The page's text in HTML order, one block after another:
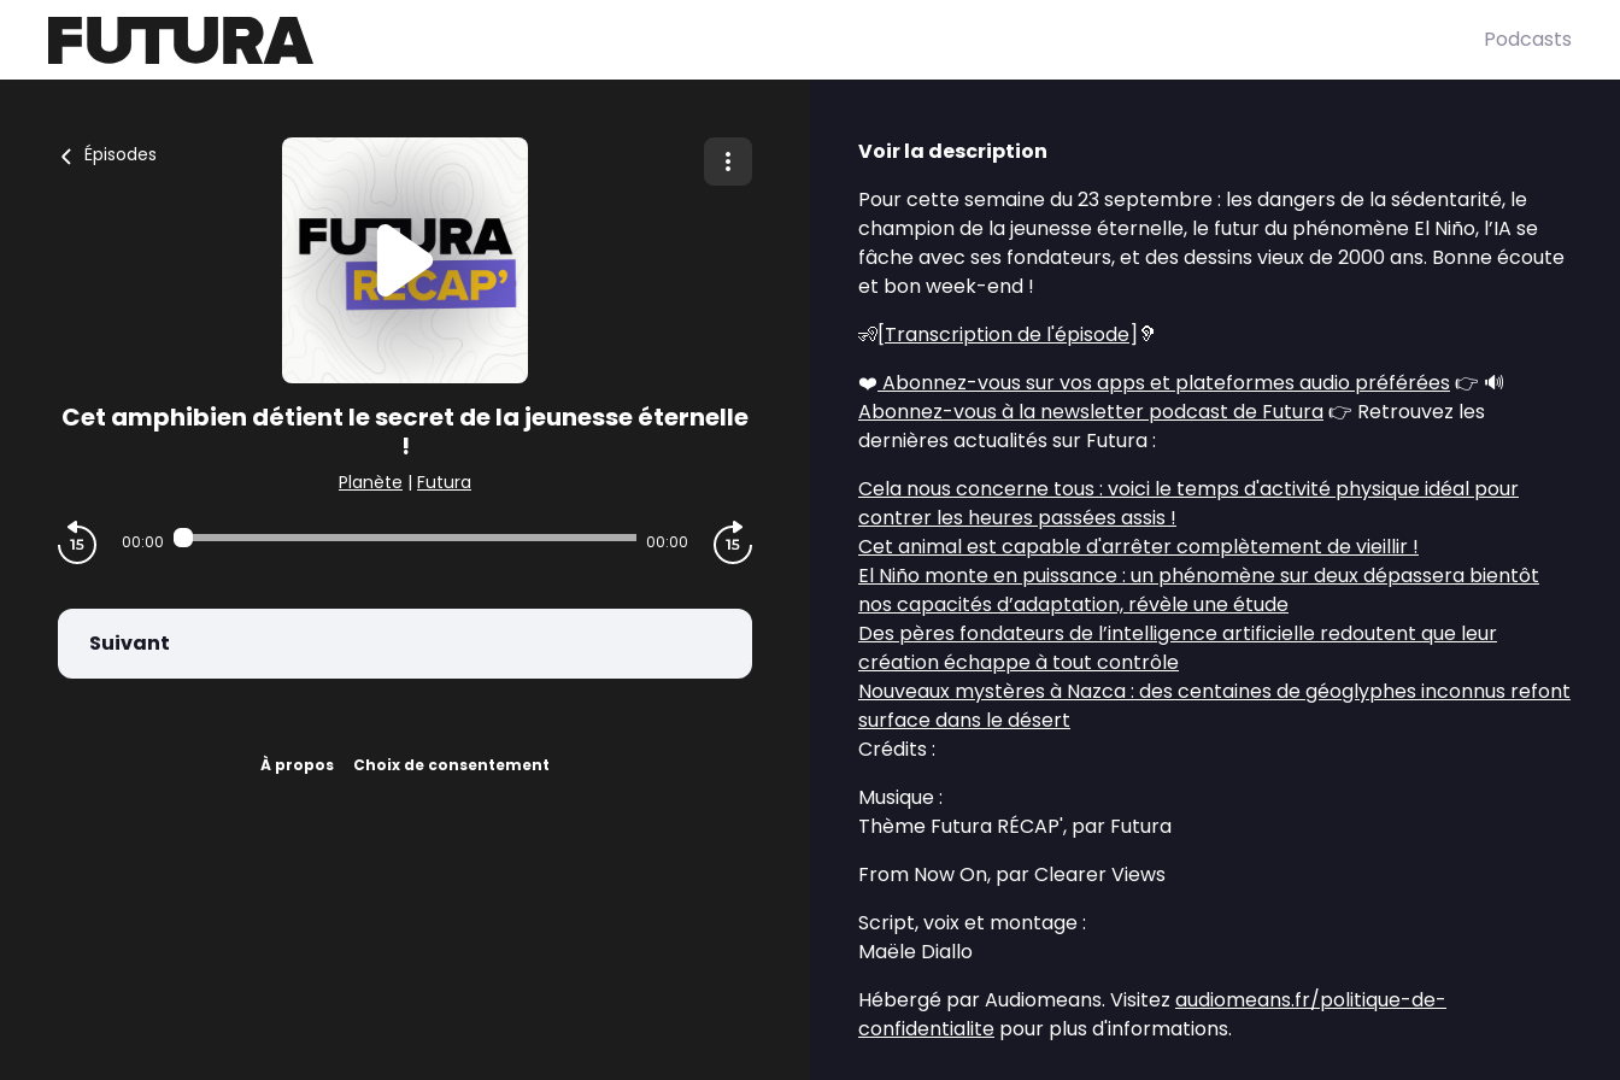
Podcasts
Épisodes
Cet amphibien détient le secret de la jeunesse éternelle
!
Planète | Futura
00:00 00:00
Suivant
À propos Choix de consentement
Voir la description
Pour cette semaine du 23 septembre : les dangers de la sédentarité, le
champion de la jeunesse éternelle, le futur du phénomène El Niño, l’IA se
fâche avec ses fondateurs, et des dessins vieux de 2000 ans. Bonne écoute
et bon week-end !
🧏[Transcription de l'épisode]🦻
❤️ Abonnez-vous sur vos apps et plateformes audio préférées 👉 🔊
Abonnez-vous à la newsletter podcast de Futura👉 Retrouvez les
dernières actualités sur Futura :
Cela nous concerne tous : voici le temps d'activité physique idéal pour
contrer les heures passées assis !
Cet animal est capable d'arrêter complètement de vieillir !
El Niño monte en puissance : un phénomène sur deux dépassera bientôt
nos capacités d’adaptation, révèle une étude
Des pères fondateurs de l’intelligence artificielle redoutent que leur
création échappe à tout contrôle
Nouveaux mystères à Nazca : des centaines de géoglyphes inconnus refont
surface dans le désert
Crédits :
Musique :
Thème Futura RÉCAP', par Futura
From Now On, par Clearer Views
Script, voix et montage :
Maële Diallo
Hébergé par Audiomeans. Visitez audiomeans.fr/politique-de-
confidentialite pour plus d'informations.